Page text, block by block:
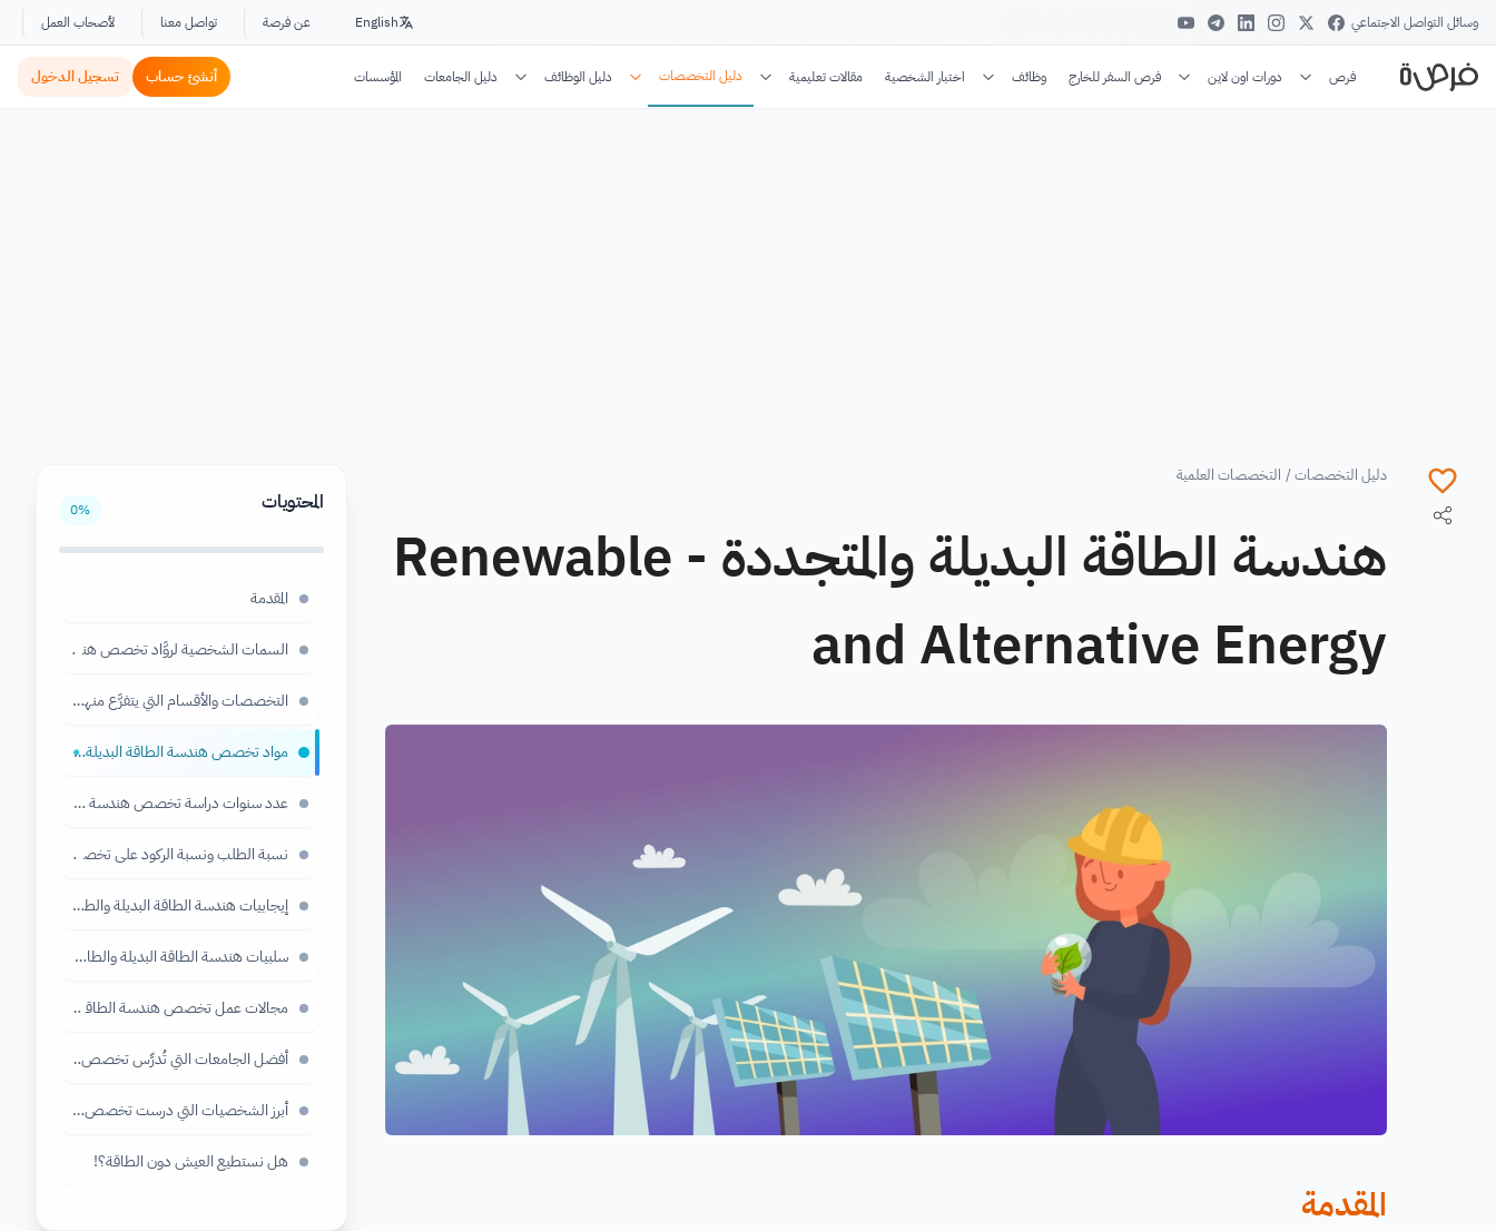
وسائل التواصل الاجتماعي English عن فرصة تواصل معنا لأصحاب العمل
فرص دورات اون لاين فرص السفر للخارج وظائف اختبار الشخصية مقالات تعليمية دليل التخصصات دليل الوظائف دليل الجامعات المؤسسات أنشئ حساب تسجيل الدخول
دليل التخصصات/ التخصصات العلمية
هندسة الطاقة البديلة والمتجددة - Renewable
and Alternative Energy
المقدمة
المحتويات 0%
المقدمة
السمات الشخصية لروَّاد تخصص هندسة الطاقة
التخصصات والأقسام التي يتفرَّع منها تخصص
مواد تخصص هندسة الطاقة البديلة والطاقة
●
عدد سنوات دراسة تخصص هندسة الطاقة
نسبة الطلب ونسبة الركود على تخصص هندسة
إيجابيات هندسة الطاقة البديلة والطاقة المتجددة
سلبيات هندسة الطاقة البديلة والطاقة المتجددة
مجالات عمل تخصص هندسة الطاقة البديلة
أفضل الجامعات التي تُدرِّس تخصص هندسة
أبرز الشخصيات التي درست تخصص هندسة الطاقة
هل نستطيع العيش دون الطاقة؟!